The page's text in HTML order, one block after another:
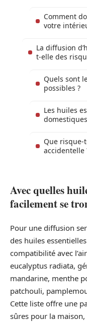
Comment
votre
La diffusion
t-elle des
Quels sont
possibles ?
Les huiles
Que risque-
accidentelle
Avec quelles
facilement se
Pour une diffusion
des huiles
compatibilité avec
eucalyptus radiata,
mandarine, menthe
patchouli,
Cette liste offre une
sûres pour la